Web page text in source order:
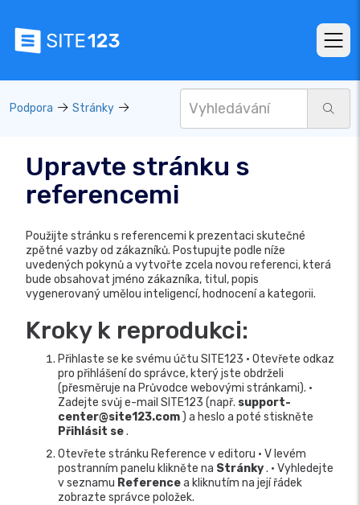
Podpora Stránky
Upravte stránku s
referencemi
Použijte stránku s referencemi k prezentaci skutečné
zpětné vazby od zákazníků. Postupujte podle níže
uvedených pokynů a vytvořte zcela novou referenci, která
bude obsahovat jméno zákazníka, titul, popis
vygenerovaný umělou inteligencí, hodnocení a kategorii.
Kroky k reprodukci:
Přihlaste se ke svému účtu SITE123 • Otevřete odkaz
pro přihlášení do správce, který jste obdrželi
(přesměruje na Průvodce webovými stránkami). •
Zadejte svůj e-mail SITE123 (např. support-
center@site123.com) a heslo a poté stiskněte
Přihlásit se.
Otevřete stránku Reference v editoru • V levém
postranním panelu klikněte na Stránky. • Vyhledejte
v seznamu Referencea kliknutím na její řádek
zobrazte správce položek.